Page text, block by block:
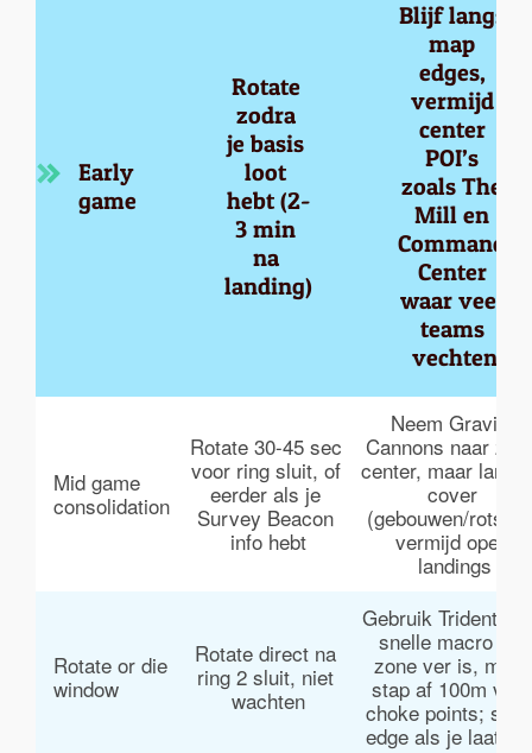
Early
game
Rotate
zodra
je basis
loot
hebt (2-
3 min
na
landing)
Blijf langs
map
edges,
vermijd
center
POI’s
zoals The
Mill en
Command
Center
waar veel
teams
vechten
Mid game
consolidation
Rotate 30-45 sec
voor ring sluit, of
eerder als je
Survey Beacon
info hebt
Neem Gravity
Cannons naar
center, maar land
cover
(gebouwen/
vermijd open
landings
Rotate or die
window
Rotate direct na
ring 2 sluit, niet
wachten
Gebruik Trident
snelle macro als
zone ver is,
stap af 100m
choke points;
edge als je laat